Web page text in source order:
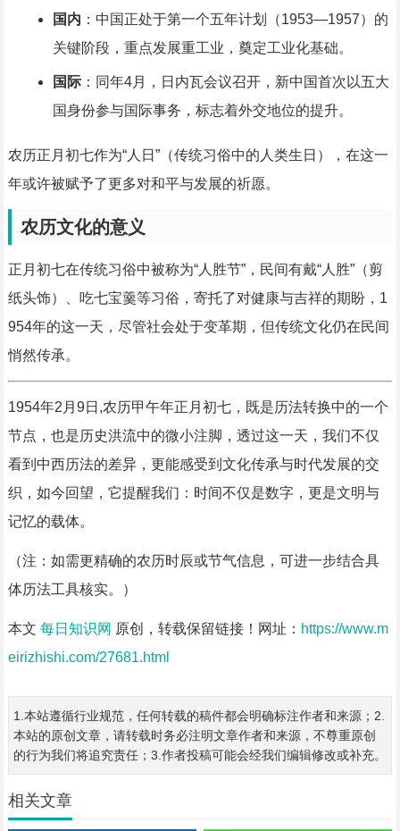
国内 ：中国正处于第一个五年计划（1953—1957）的
关键阶段，重点发展重工业，奠定工业化基础。
国际：同年4月，日内瓦会议召开，新中国首次以五大
国身份参与国际事务，标志着外交地位的提升。
农历正月初七作为“人日”（传统习俗中的人类生日），在这一
年或许被赋予了更多对和平与发展的祈愿。
农历文化的意义
正月初七在传统习俗中被称为“人胜节”，民间有戴“人胜”（剪
纸头饰）、吃七宝羹等习俗，寄托了对健康与吉祥的期盼，1
954年的这一天，尽管社会处于变革期，但传统文化仍在民间
悄然传承。
1954年2月9日,农历甲午年正月初七，既是历法转换中的一个
节点，也是历史洪流中的微小注脚，透过这一天，我们不仅
看到中西历法的差异，更能感受到文化传承与时代发展的交
织，如今回望，它提醒我们：时间不仅是数字，更是文明与
记忆的载体。
（注：如需更精确的农历时辰或节气信息，可进一步结合具
体历法工具核实。）
本文 每日知识网 原创，转载保留链接！网址： https://www.m
eirizhishi.com/27681.html
1.本站遵循行业规范，任何转载的稿件都会明确标注作者和来源；2.
本站的原创文章，请转载时务必注明文章作者和来源，不尊重原创
的行为我们将追究责任；3.作者投稿可能会经我们编辑修改或补充。
相关文章